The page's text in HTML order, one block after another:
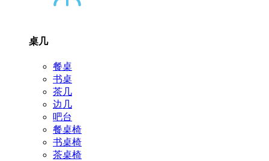
桌几
餐桌
书桌
茶几
边几
吧台
餐桌椅
书桌椅
茶桌椅